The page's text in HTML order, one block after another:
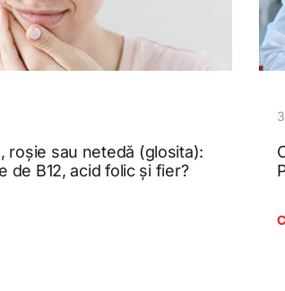
roșie sau netedă (glosita):
de B12, acid folic și fier?